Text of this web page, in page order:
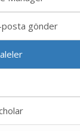
posta gönder